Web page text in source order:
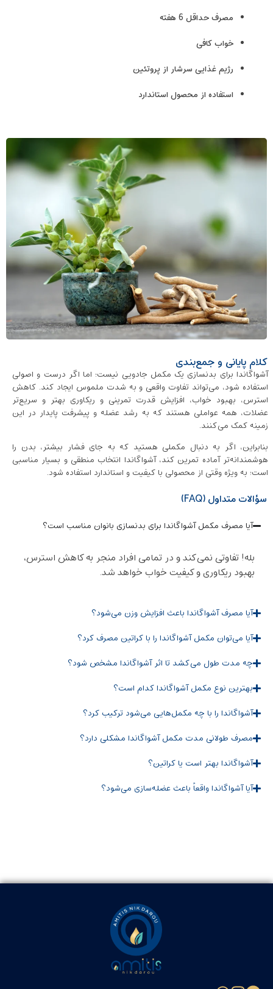
مصرف حداقل 6 هفته
خواب کافی
رژیم غذایی سرشار از پروتئین‌
استفاده از محصول استاندارد
کلام پایانی و جمع‌بندی
آشواگاندا برای بدنسازی یک مکمل جادویی نیست؛ اما اگر درست و اصولی
استفاده شود، می‌تواند تفاوت واقعی و به شدت ملموس ایجاد کند. کاهش
استرس، بهبود خواب، افزایش قدرت تمرینی و ریکاوری بهتر و سریع‌تر
عضلات، همه عواملی هستند که به رشد عضله و پیشرفت پایدار در این
زمینه کمک می‌کنند.
بنابراین، اگر به دنبال مکملی هستید که به‌ جای فشار بیشتر، بدن را
هوشمندانه‌تر آماده تمرین کند، آشواگاندا انتخاب منطقی و بسیار مناسبی
است؛ به‌ ویژه وقتی از محصولی با کیفیت و استاندارد استفاده شود.
سؤالات متداول (FAQ)
آیا مصرف مکمل آشواگاندا برای بدنسازی بانوان مناسب است؟
بله! تفاوتی نمی‌کند و در تمامی افراد منجر به کاهش استرس،
بهبود ریکاوری و کیفیت خواب خواهد شد.
آیا مصرف آشواگاندا باعث افزایش وزن می‌شود؟
آیا می‌توان مکمل آشواگاندا را با کراتین مصرف کرد؟
چه مدت طول می‌کشد تا اثر آشواگاندا مشخص شود؟
بهترین نوع مکمل آشواگاندا کدام است؟
آشواگاندا را با چه مکمل‌هایی می‌شود ترکیب کرد؟
مصرف طولانی ‌مدت مکمل آشواگاندا مشکلی دارد؟
آشواگاندا بهتر است یا کراتین؟
آیا آشواگاندا واقعاً باعث عضله‌سازی می‌شود؟